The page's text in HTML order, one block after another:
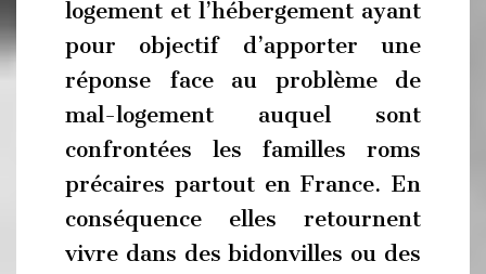
logement et l’hébergement ayant
pour objectif d’apporter une
réponse face au problème de
mal-logement auquel sont
confrontées les familles roms
précaires partout en France. En
conséquence elles retournent
vivre dans des bidonvilles ou des